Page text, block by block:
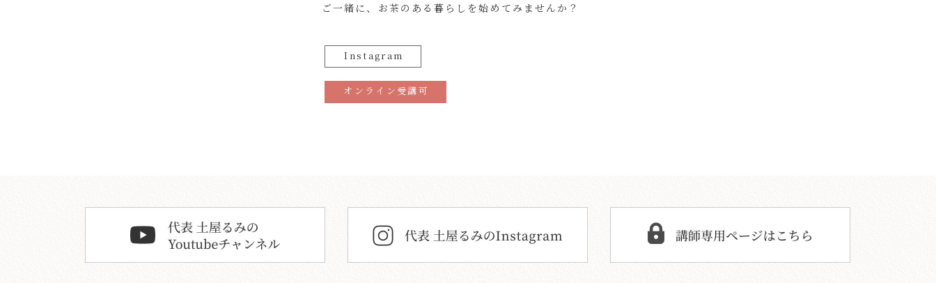
ご一緒に、お茶のある暮らしを始めてみませんか？
Instagram
オンライン受講可